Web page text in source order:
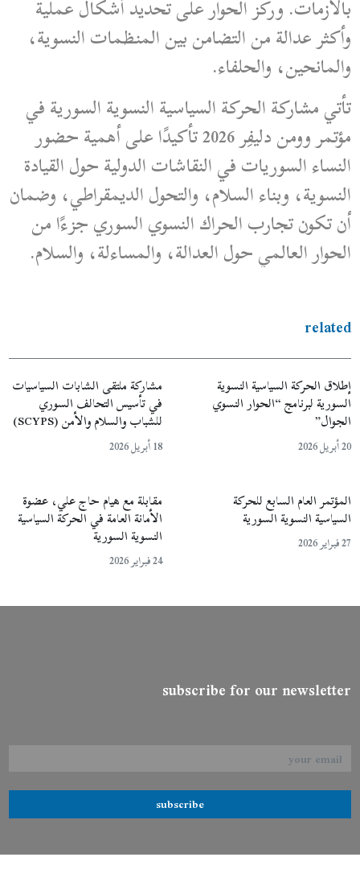
بالأزمات. وركز الحوار على تحديد أشكال عملية
وأكثر عدالة من التضامن بين المنظمات النسوية،
والمانحين، والحلفاء.
تأتي مشاركة الحركة السياسية النسوية السورية في
مؤتمر وومن دليفِر 2026 تأكيدًا على أهمية حضور
النساء السوريات في النقاشات الدولية حول القيادة
النسوية، وبناء السلام، والتحول الديمقراطي، وضمان
أن تكون تجارب الحراك النسوي السوري جزءًا من
الحوار العالمي حول العدالة، والمساءلة، والسلام.
related
إطلاق الحركة السياسية النسوية
السورية لبرنامج “الحوار النسوي
الجوال”
20 أبريل 2026
مشاركة ملتقى الشابات السياسيات
في تأسيس التحالف السوري
للشباب والسلام والأمن (SCYPS)
18 أبريل 2026
المؤتمر العام السابع للحركة
السياسية النسوية السورية
27 فبراير 2026
مقابلة مع هيام حاج علي، عضوة
الأمانة العامة في الحركة السياسية
النسوية السورية
24 فبراير 2026
subscribe for our newsletter
subscribe